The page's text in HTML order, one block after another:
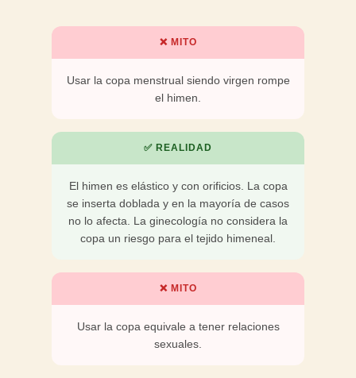
❌ MITO
Usar la copa menstrual siendo virgen rompe
el himen.
✅ REALIDAD
El himen es elástico y con orificios. La copa
se inserta doblada y en la mayoría de casos
no lo afecta. La ginecología no considera la
copa un riesgo para el tejido himeneal.
❌ MITO
Usar la copa equivale a tener relaciones
sexuales.